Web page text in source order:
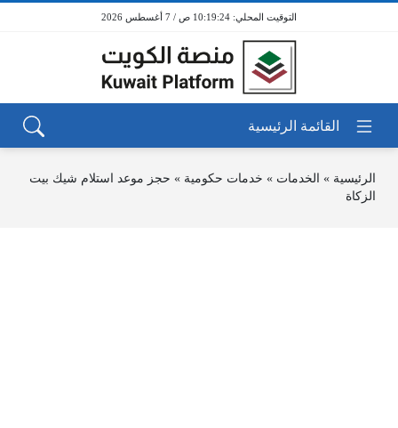
10:19:24 ص / 7 أغسطس 2026
الرئيسية » الخدمات » خدمات حكومية » حجز موعد استلام شيك بيت
الزكاة